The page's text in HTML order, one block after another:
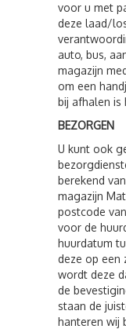
voor u met
deze laad/
auto, bus,
magazijn
om een
bij afhalen is
BEZORGEN
U kunt ook
berekend
magazijn
postcode
voor de
huurdatum
deze op een
wordt deze
de
staan de
hanteren wij